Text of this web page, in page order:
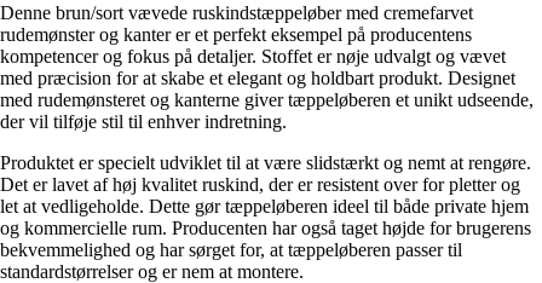
Denne brun/sort vævede ruskindstæppeløber med cremefarvet
rudemønster og kanter er et perfekt eksempel på producentens
kompetencer og fokus på detaljer. Stoffet er nøje udvalgt og vævet
med præcision for at skabe et elegant og holdbart produkt. Designet
med rudemønsteret og kanterne giver tæppeløberen et unikt udseende,
der vil tilføje stil til enhver indretning.
Produktet er specielt udviklet til at være slidstærkt og nemt at rengøre.
Det er lavet af høj kvalitet ruskind, der er resistent over for pletter og
let at vedligeholde. Dette gør tæppeløberen ideel til både private hjem
og kommercielle rum. Producenten har også taget højde for brugerens
bekvemmelighed og har sørget for, at tæppeløberen passer til
standardstørrelser og er nem at montere.